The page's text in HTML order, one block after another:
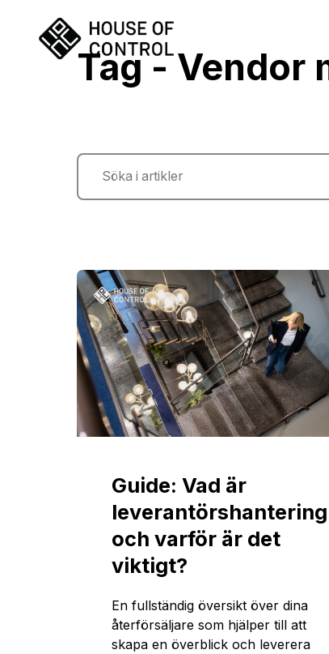
Tag - Vendor
Guide: Vad är
leverantörshantering
och varför är det
viktigt?
En fullständig översikt över dina
återförsäljare som hjälper till att
skapa en överblick och leverera